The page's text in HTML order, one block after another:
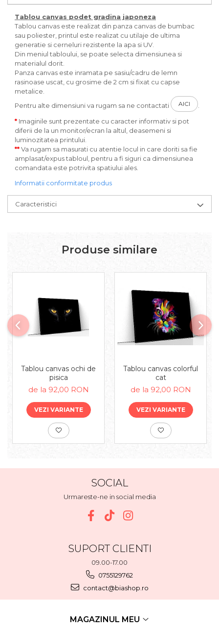
Tablou canvas podet gradina japoneza
Tablou canvas este realizat din panza canvas de bumbac
sau poliester, printul este realizat cu utilaje de ultima
generatie si cerneluri rezistente la apa si UV.
Din meniul tabloului, se poate selecta dimensiunea si
materialul dorit.
Panza canvas este inramata pe sasiu/cadru de lemn
rasinoase uscat, cu grosime de 2 cm si fixat cu capse
metalice.
Pentru alte dimensiuni va rugam sa ne contactati
AICI
.
* Imaginile sunt prezentate cu caracter informativ si pot
diferii de la un monitor/ecran la altul, deasemeni si
luminozitatea printului.
**Va rugam sa masurati cu atentie locul in care doriti sa fie
amplasat/expus tabloul, pentru a fi siguri ca dimensiunea
comandata este potrivita spatiului ales.
Informatii conformitate produs
Caracteristici
Produse similare
Tablou canvas ochi de
pisica
de la 92,00 RON
VEZI VARIANTE
Tablou canvas colorful
cat
de la 92,00 RON
VEZI VARIANTE
SOCIAL
Urmareste-ne in social media
SUPORT CLIENTI
09.00-17.00
0755129762
contact@biashop.ro
MAGAZINUL MEU